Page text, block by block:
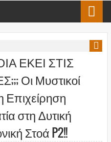
ΕΚΕΙ ΣΤΙΣ
Οι Μυστικοί
Επιχείρηση
στη Δυτική
Στοά P2!!